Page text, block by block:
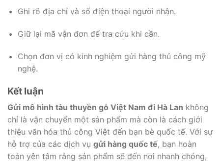
Ghi rõ địa chỉ và số điện thoại người nhận.
Giữ lại mã vận đơn để tra cứu khi cần.
Chọn đơn vị có kinh nghiệm gửi hàng thủ công mỹ
nghệ.
Kết luận
Gửi mô hình tàu thuyền gỗ Việt Nam đi Hà Lan không
chỉ là vận chuyển một sản phẩm mà còn là cách giới
thiệu văn hóa thủ công Việt đến bạn bè quốc tế. Với sự
hỗ trợ của các dịch vụ gửi hàng quốc tế, bạn hoàn
toàn yên tâm rằng sản phẩm sẽ đến nơi nhanh chóng,